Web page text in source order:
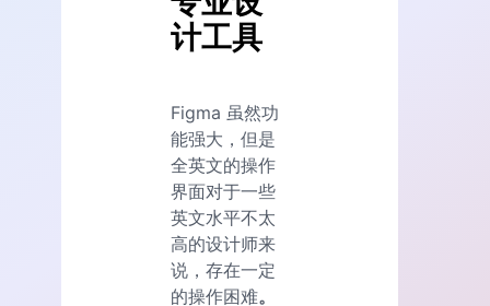
计工具
Figma 虽然功
能强大，但是
全英文的操作
界面对于一些
英文水平不太
高的设计师来
说，存在一定
的操作困难。